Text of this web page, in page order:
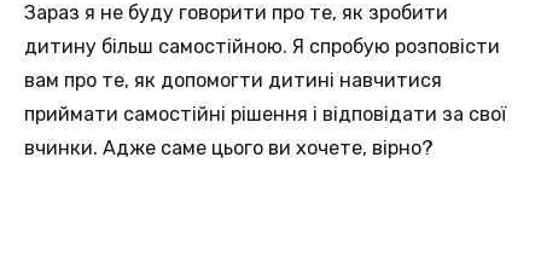
Зараз я не буду говорити про те, як зробити
дитину більш самостійною. Я спробую розповісти
вам про те, як допомогти дитині навчитися
приймати самостійні рішення і відповідати за свої
вчинки. Адже саме цього ви хочете, вірно?